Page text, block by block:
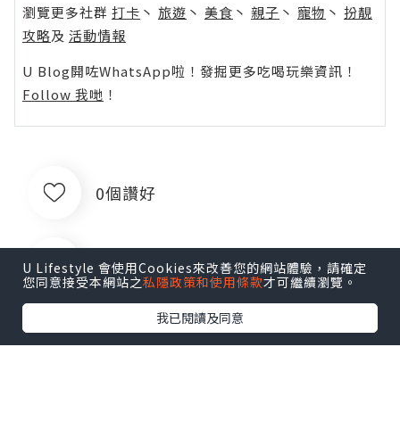
瀏覽更多社群 打卡 丶 旅遊 丶 美食 丶 親子 丶 寵物 丶 扮靚
攻略及 活動情報
U Blog開咗WhatsApp啦！發掘更多吃喝玩樂資訊！
Follow 我哋 ！
0個讚好
收藏
U Lifestyle 會使用Cookies來改善您的網站體驗，請確定
您同意接受本網站之私隱政策和使用條款才可繼續瀏覽。
我已閱讀及同意